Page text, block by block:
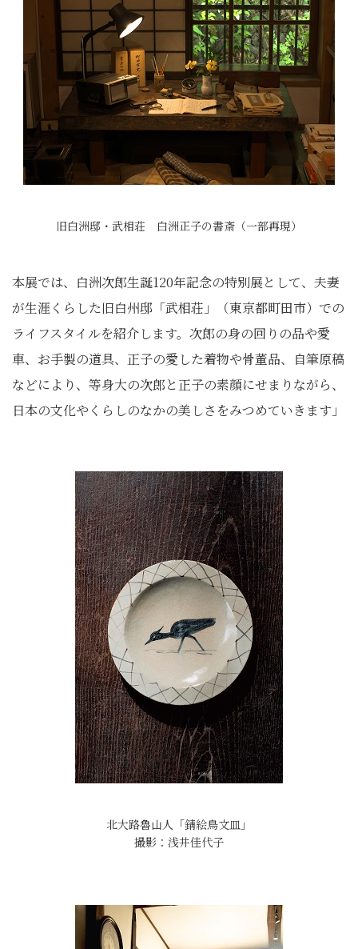
旧白洲邸・武相荘 白洲正子の書斎（一部再現）
本展では、白洲次郎生誕120年記念の特別展として、夫妻
が生涯くらした旧白州邸「武相荘」（東京都町田市）での
ライフスタイルを紹介します。次郎の身の回りの品や愛
車、お手製の道具、正子の愛した着物や骨董品、自筆原稿
などにより、等身大の次郎と正子の素顔にせまりながら、
日本の文化やくらしのなかの美しさをみつめていきます」
北大路魯山人「錆絵鳥文皿」
撮影：浅井佳代子